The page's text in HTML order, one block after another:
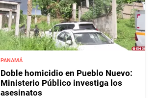
PANAMÁ
Doble homicidio en Pueblo Nuevo:
Ministerio Público investiga los
asesinatos